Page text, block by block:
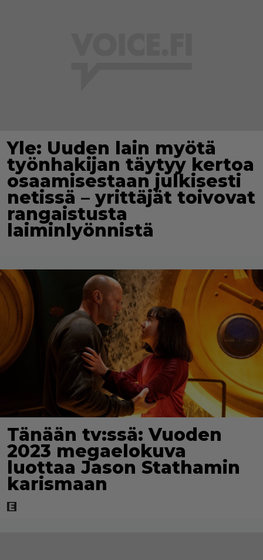
Yle: Uuden lain myötä
työnhakijan täytyy kertoa
osaamisestaan julkisesti
netissä – yrittäjät toivovat
rangaistusta
laiminlyönnistä
Tänään tv:ssä: Vuoden
2023 megaelokuva
luottaa Jason Stathamin
karismaan